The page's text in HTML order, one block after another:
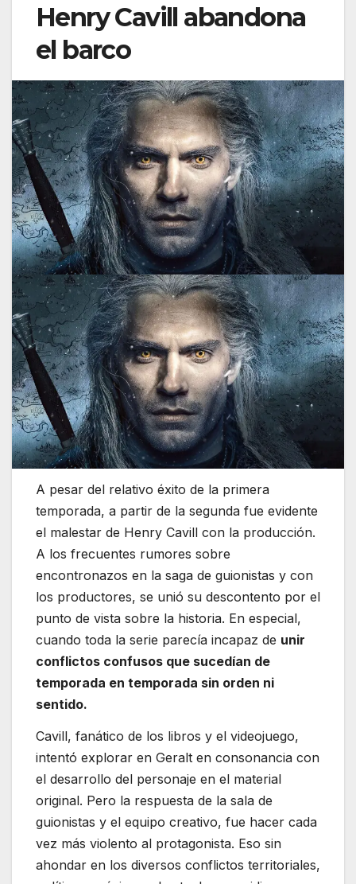
Henry Cavill abandona
el barco
A pesar del relativo éxito de la primera
temporada, a partir de la segunda fue evidente
el malestar de Henry Cavill con la producción.
A los frecuentes rumores sobre
encontronazos en la saga de guionistas y con
los productores, se unió su descontento por el
punto de vista sobre la historia. En especial,
cuando toda la serie parecía incapaz de unir
conflictos confusos que sucedían de
temporada en temporada sin orden ni
sentido.
Cavill, fanático de los libros y el videojuego,
intentó explorar en Geralt en consonancia con
el desarrollo del personaje en el material
original. Pero la respuesta de la sala de
guionistas y el equipo creativo, fue hacer cada
vez más violento al protagonista. Eso sin
ahondar en los diversos conflictos territoriales,